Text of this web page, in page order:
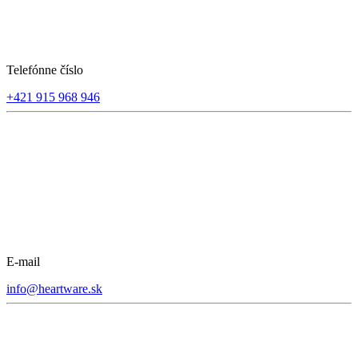
Telefónne číslo
+421 915 968 946
E-mail
info@heartware.sk